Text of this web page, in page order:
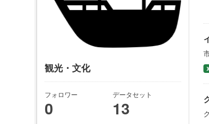
観光・文化
フォロワー
0
データセット
13